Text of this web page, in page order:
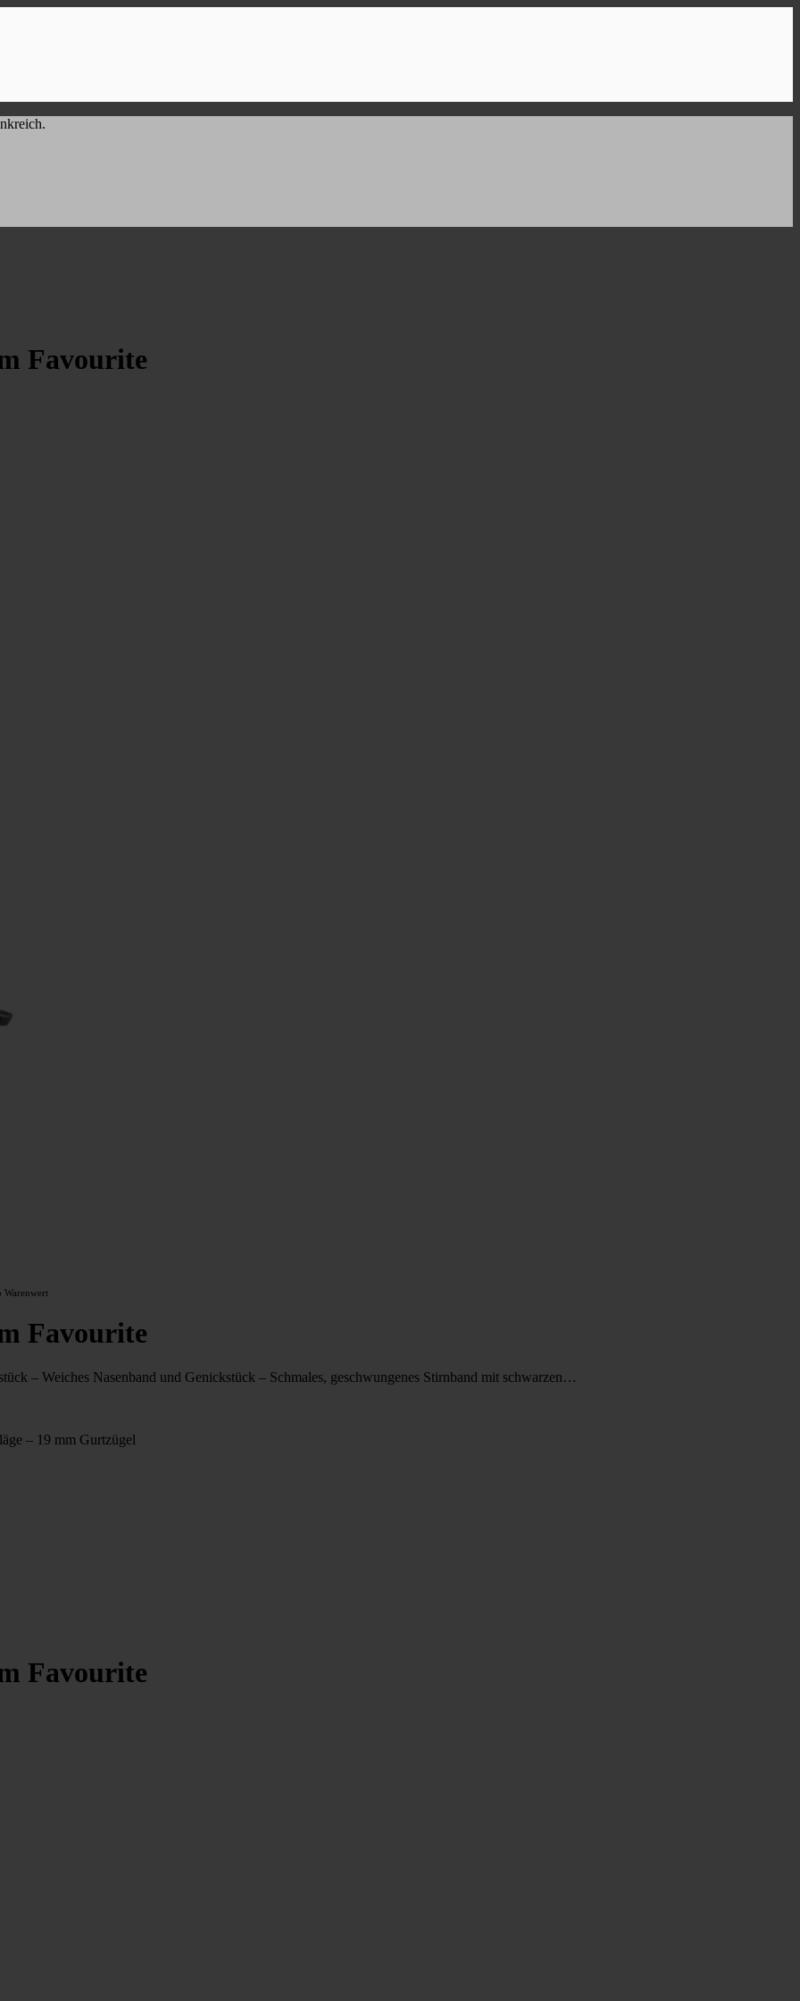
Favourite
Favourite
– Weiches Nasenband und Genickstück – Schmales, geschwungenes Stirnband mit schwarzen…
– 19 mm Gurtzügel
Favourite